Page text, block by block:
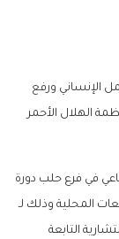
الإنساني ورفع
الهلال الأحمر
في فرع حلب دورة
المحلية وذلك لـ
التابعة